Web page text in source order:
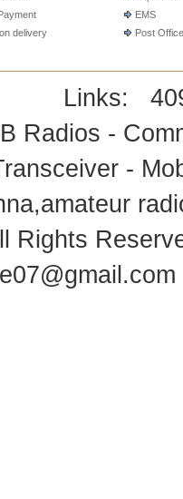
delivery
EMS
Post Office
Links:
Radios -
-
Rights